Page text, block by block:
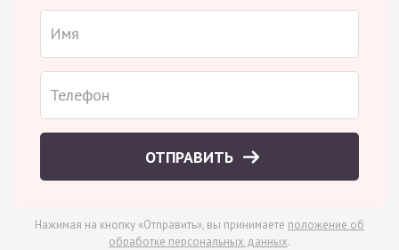
ОТПРАВИТЬ
Нажимая на кнопку «Отправить», вы принимаете положение об
обработке персональных данных.